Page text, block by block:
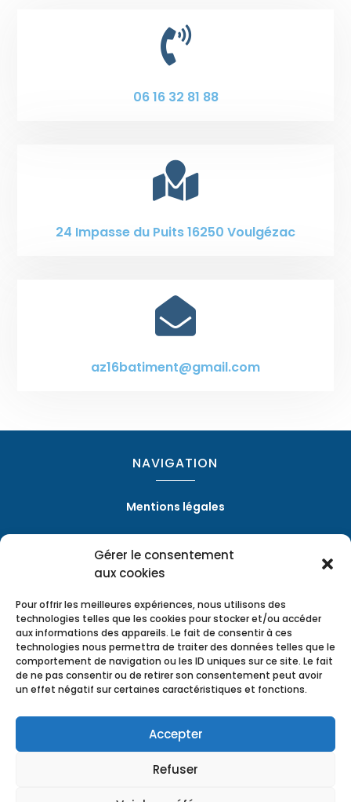
Gérer le consentement
aux cookies
Pour offrir les meilleures expériences, nous utilisons des
technologies telles que les cookies pour stocker et/ou accéder
aux informations des appareils. Le fait de consentir à ces
technologies nous permettra de traiter des données telles que le
comportement de navigation ou les ID uniques sur ce site. Le fait
de ne pas consentir ou de retirer son consentement peut avoir
un effet négatif sur certaines caractéristiques et fonctions.
Accepter
Refuser

06 16 32 81 88

24 Impasse du Puits 16250 Voulgézac

az16batiment@gmail.com
NAVIGATION
Mentions légales
RÉALISATION
Les prestations de AZ 16 Batiment